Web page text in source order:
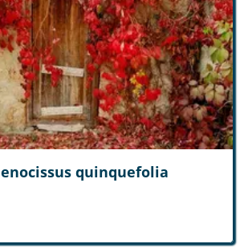
quinquefolia